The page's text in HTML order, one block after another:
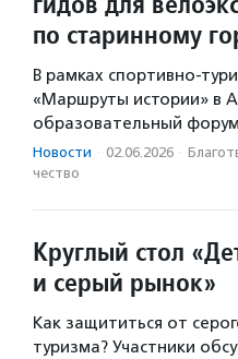
по старинному
В рамках спортивно-
«Маршруты истории» в
образовательный
Новости · 02.06.2026 ·
чест­во
Круглый стол
и серый рынок»
Как защититься от
туризма? Участники